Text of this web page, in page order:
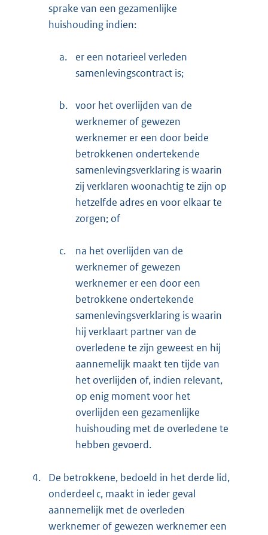
sprake van een gezamenlijke
huishouding indien:
a.
er een notarieel verleden
samenlevingscontract is;
b. voor het overlijden van de
werknemer of gewezen
werknemer er een door beide
betrokkenen ondertekende
samenlevingsverklaring is waarin
zij verklaren woonachtig te zijn op
hetzelfde adres en voor elkaar te
zorgen; of
c.
na het overlijden van de
werknemer of gewezen
werknemer er een door een
betrokkene ondertekende
samenlevingsverklaring is waarin
hij verklaart partner van de
overledene te zijn geweest en hij
aannemelijk maakt ten tijde van
het overlijden of, indien relevant,
op enig moment voor het
overlijden een gezamenlijke
huishouding met de overledene te
hebben gevoerd.
4.
De betrokkene, bedoeld in het derde lid,
onderdeel c, maakt in ieder geval
aannemelijk met de overleden
werknemer of gewezen werknemer een